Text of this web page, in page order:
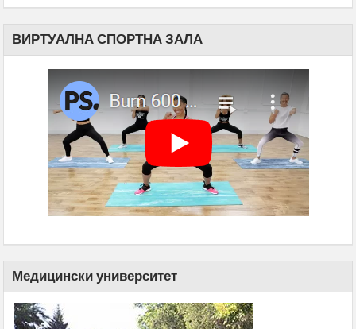
ВИРТУАЛНА СПОРТНА ЗАЛА
Медицински университет